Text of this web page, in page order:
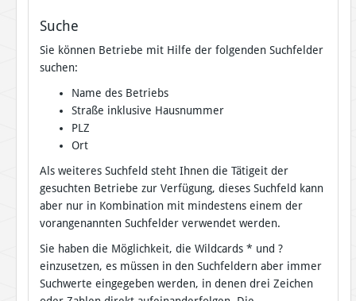
Suche
Sie können Betriebe mit Hilfe der folgenden Suchfelder
suchen:
Name des Betriebs
Straße inklusive Hausnummer
PLZ
Ort
Als weiteres Suchfeld steht Ihnen die Tätigeit der
gesuchten Betriebe zur Verfügung, dieses Suchfeld kann
aber nur in Kombination mit mindestens einem der
vorangenannten Suchfelder verwendet werden.
Sie haben die Möglichkeit, die Wildcards * und ?
einzusetzen, es müssen in den Suchfeldern aber immer
Suchwerte eingegeben werden, in denen drei Zeichen